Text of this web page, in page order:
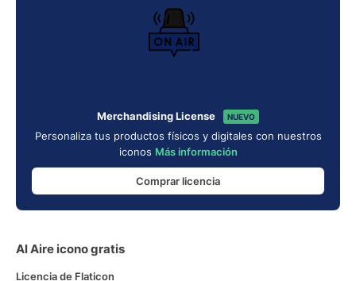
Merchandising License NUEVO
Personaliza tus productos físicos y digitales con nuestros
iconos Más información
Comprar licencia
Al Aire icono gratis
Licencia de Flaticon